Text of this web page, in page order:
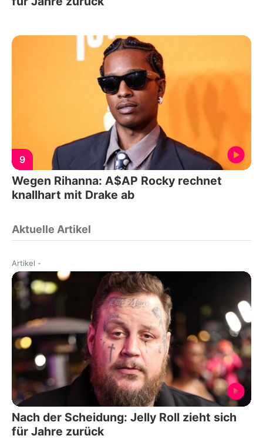
9
Wegen Rihanna: A$AP Rocky rechnet
knallhart mit Drake ab
Aktuelle Artikel
Artikel -
Nach der Scheidung: Jelly Roll zieht sich
für Jahre zurück